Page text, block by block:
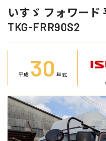
いすゞ フォワード
TKG-FRR90S2
平成 30 年式